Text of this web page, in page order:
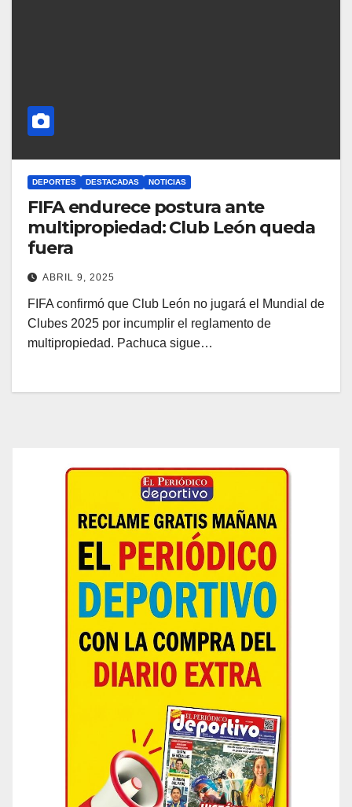
DEPORTES DESTACADAS NOTICIAS
FIFA endurece postura ante
multipropiedad: Club León queda
fuera
ABRIL 9, 2025
FIFA confirmó que Club León no jugará el Mundial de
Clubes 2025 por incumplir el reglamento de
multipropiedad. Pachuca sigue…